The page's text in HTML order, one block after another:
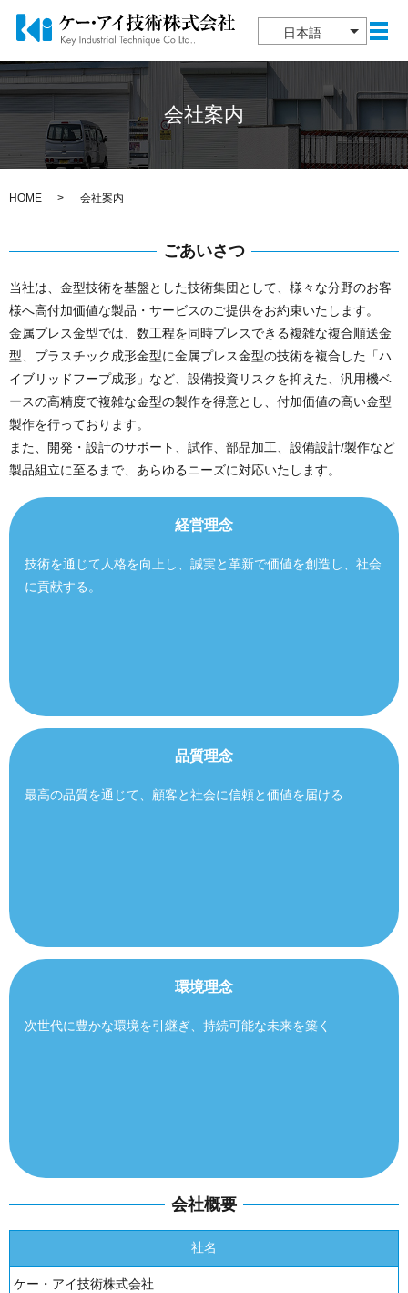
日本語 メ
会社案内
HOME 会社案内
ごあいさつ
当社は、金型技術を基盤とした技術集団として、様々な分野のお客
様へ高付加価値な製品・サービスのご提供をお約束いたします。
金属プレス金型では、数工程を同時プレスできる複雑な複合順送金
型、プラスチック成形金型に金属プレス金型の技術を複合した「ハ
イブリッドフープ成形」など、設備投資リスクを抑えた、汎用機ベ
ースの高精度で複雑な金型の製作を得意とし、付加価値の高い金型
製作を行っております。
また、開発・設計のサポート、試作、部品加工、設備設計/製作など
製品組立に至るまで、あらゆるニーズに対応いたします。
経営理念
技術を通じて人格を向上し、誠実と革新で価値を創造し、社会
に貢献する。
品質理念
最高の品質を通じて、顧客と社会に信頼と価値を届ける
環境理念
次世代に豊かな環境を引継ぎ、持続可能な未来を築く
会社概要
社名
ケー・アイ技術株式会社